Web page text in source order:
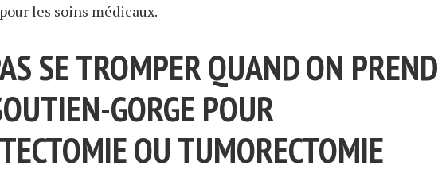
les soins médicaux.
SE TROMPER QUAND ON PREND
GORGE POUR
OU TUMORECTOMIE